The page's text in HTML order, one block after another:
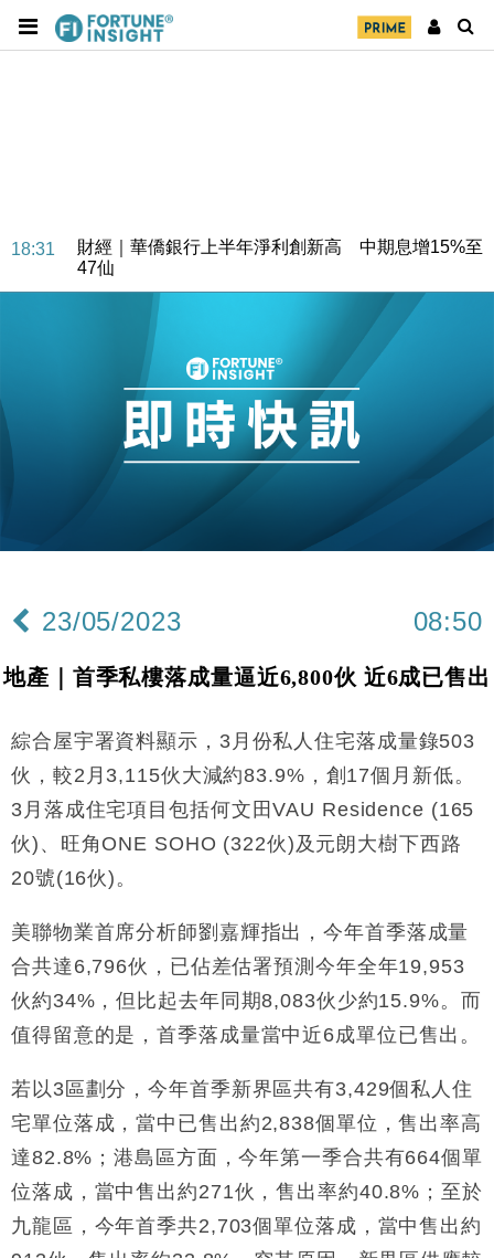
18:31
財經｜華僑銀行上半年淨利創新高 中期息增15%至
47仙
財經｜滙豐上調香港今年GDP預測至4.5% 看好貿易
及消費表現
本地｜假冒內地執法人員要求交「保證金」 43歲女子
損失近6900萬元
財經｜日經失守6.5萬點後回穩 全周仍升近2%
15:47
財經｜恒隆10月換帥 玩具「反」斗城亞洲CEO蔡德
財經｜韓股反覆波動收跌 連挫7周創逾3年最長跌勢
12:44
財經｜日本春季三度入市撐日圓 4月單日斥6.28萬億
11:12
國際｜特朗普料美伊戰事快結束 承認部分彈藥庫存緊
15:59
財經｜SA售股自救後再出手 斥4億美元押注未上市公
司
18:31
財經｜華僑銀行上半年淨利創新高 中期息增15%至
47仙
17:33
財經｜滙豐上調香港今年GDP預測至4.5% 看好貿易
及消費表現
損失近6900萬元
16:05
財經｜日經失守6.5萬點後回穩 全周仍升近2%
15:47
粦接任
15:11
財經｜韓股反覆波動收跌 連挫7周創逾3年最長跌勢
13:44
財經｜內地7月美元計價出口增近24%勝預期 貿易順
差達1125億美元
12:44
財經｜日本春季三度入市撐日圓 4月單日斥6.28萬億
日圓干預創新高
國際｜特朗普料美伊戰事快結束 承認部分彈藥庫存緊
23/05/2023 08:50
地產｜首季私樓落成量逼近6,800伙 近6成已售出
綜合屋宇署資料顯示，3月份私人住宅落成量錄503
伙，較2月3,115伙大減約83.9%，創17個月新低。
3月落成住宅項目包括何文田VAU Residence (165
伙)、旺角ONE SOHO (322伙)及元朗大樹下西路
20號(16伙)。
美聯物業首席分析師劉嘉輝指出，今年首季落成量
合共達6,796伙，已佔差估署預測今年全年19,953
伙約34%，但比起去年同期8,083伙少約15.9%。而
值得留意的是，首季落成量當中近6成單位已售出。
若以3區劃分，今年首季新界區共有3,429個私人住
宅單位落成，當中已售出約2,838個單位，售出率高
達82.8%；港島區方面，今年第一季合共有664個單
位落成，當中售出約271伙，售出率約40.8%；至於
九龍區，今年首季共2,703個單位落成，當中售出約